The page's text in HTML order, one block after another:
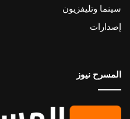
سينما وتليفزيون
إصدارات
المسرح نيوز